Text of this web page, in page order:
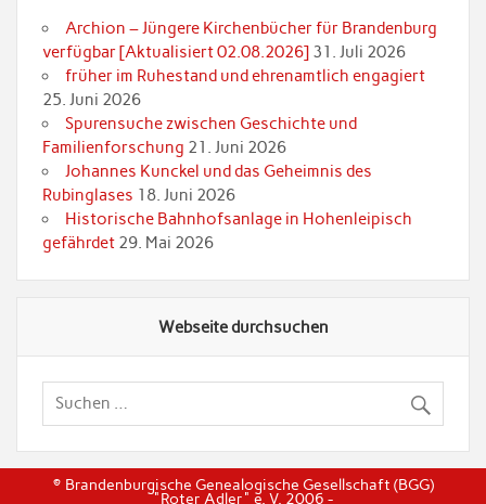
Archion – Jüngere Kirchenbücher für Brandenburg
verfügbar [Aktualisiert 02.08.2026] 31. Juli 2026
früher im Ruhestand und ehrenamtlich engagiert
25. Juni 2026
Spurensuche zwischen Geschichte und
Familienforschung 21. Juni 2026
Johannes Kunckel und das Geheimnis des
Rubinglases 18. Juni 2026
Historische Bahnhofsanlage in Hohenleipisch
gefährdet 29. Mai 2026
Webseite durchsuchen
© Brandenburgische Genealogische Gesellschaft (BGG)
"Roter Adler" e. V. 2006 -